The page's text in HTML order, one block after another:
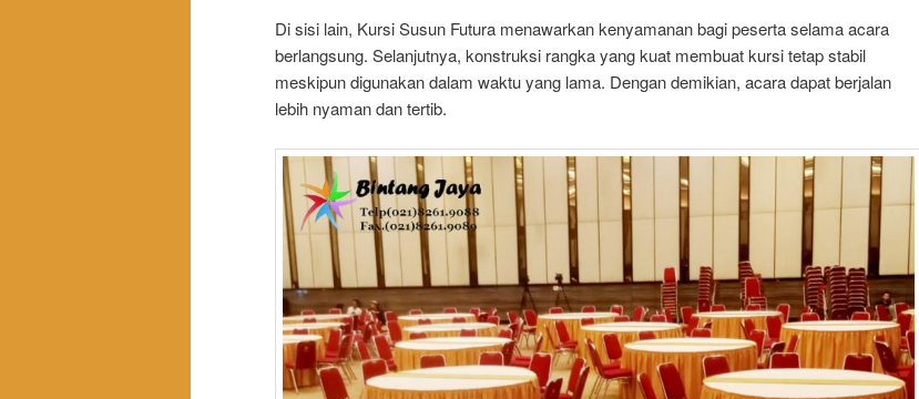
Di sisi lain, Kursi Susun Futura menawarkan kenyamanan bagi peserta selama acara
berlangsung. Selanjutnya, konstruksi rangka yang kuat membuat kursi tetap stabil
meskipun digunakan dalam waktu yang lama. Dengan demikian, acara dapat berjalan
lebih nyaman dan tertib.